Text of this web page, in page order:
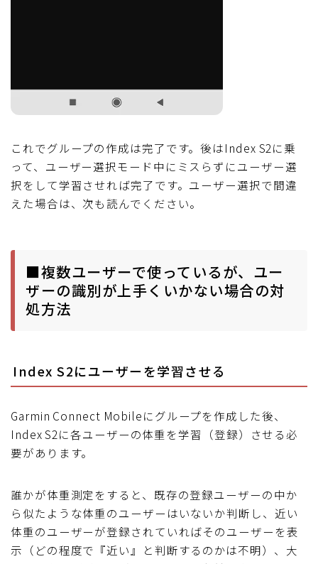
これでグループの作成は完了です。後はIndex S2に乗
って、ユーザー選択モード中にミスらずにユーザー選
択をして学習させれば完了です。ユーザー選択で間違
えた場合は、次も読んでください。
■複数ユーザーで使っているが、ユー
ザーの識別が上手くいかない場合の対
処方法
Index S2にユーザーを学習させる
Garmin Connect Mobileにグループを作成した後、
Index S2に各ユーザーの体重を学習（登録）させる必
要があります。
誰かが体重測定をすると、既存の登録ユーザーの中か
ら似たような体重のユーザーはいないか判断し、近い
体重のユーザーが登録されていればそのユーザーを表
示（どの程度で『近い』と判断するのかは不明）、大